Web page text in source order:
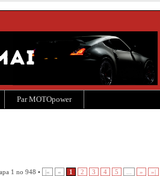
Par MOTOpower
1 no 948 • |« « 1 2 3 4 5 » »|